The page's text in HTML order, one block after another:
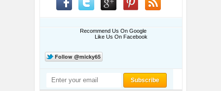
Recommend Us On Google
Like Us On Facebook